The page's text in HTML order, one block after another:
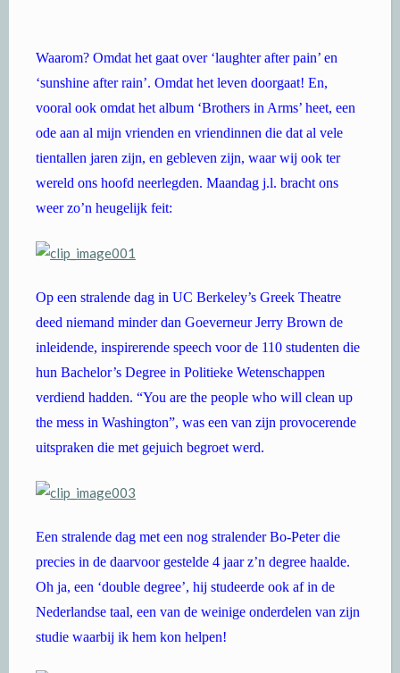
Waarom? Omdat het gaat over ‘laughter after pain’ en
‘sunshine after rain’. Omdat het leven doorgaat! En,
vooral ook omdat het album ‘Brothers in Arms’ heet, een
ode aan al mijn vrienden en vriendinnen die dat al vele
tientallen jaren zijn, en gebleven zijn, waar wij ook ter
wereld ons hoofd neerlegden. Maandag j.l. bracht ons
weer zo’n heugelijk feit:
Op een stralende dag in UC Berkeley’s Greek Theatre
deed niemand minder dan Goeverneur Jerry Brown de
inleidende, inspirerende speech voor de 110 studenten die
hun Bachelor’s Degree in Politieke Wetenschappen
verdiend hadden. “You are the people who will clean up
the mess in Washington”, was een van zijn provocerende
uitspraken die met gejuich begroet werd.
Een stralende dag met een nog stralender Bo-Peter die
precies in de daarvoor gestelde 4 jaar z’n degree haalde.
Oh ja, een ‘double degree’, hij studeerde ook af in de
Nederlandse taal, een van de weinige onderdelen van zijn
studie waarbij ik hem kon helpen!